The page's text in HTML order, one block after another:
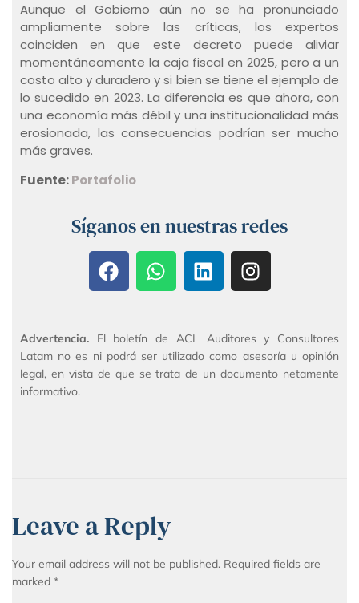
Aunque el Gobierno aún no se ha pronunciado
ampliamente sobre las críticas, los expertos
coinciden en que este decreto puede aliviar
momentáneamente la caja fiscal en 2025, pero a un
costo alto y duradero y si bien se tiene el ejemplo de
lo sucedido en 2023. La diferencia es que ahora, con
una economía más débil y una institucionalidad más
erosionada, las consecuencias podrían ser mucho
más graves.
Fuente:Portafolio
Síganos en nuestras redes
Advertencia. El boletín de ACL Auditores y Consultores
Latam no es ni podrá ser utilizado como asesoría u opinión
legal, en vista de que se trata de un documento netamente
informativo.
Leave a Reply
Your email address will not be published. Required fields are
marked *